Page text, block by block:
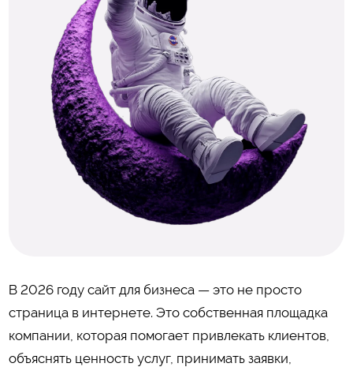
В 2026 году сайт для бизнеса — это не просто
страница в интернете. Это собственная площадка
компании, которая помогает привлекать клиентов,
объяснять ценность услуг, принимать заявки,